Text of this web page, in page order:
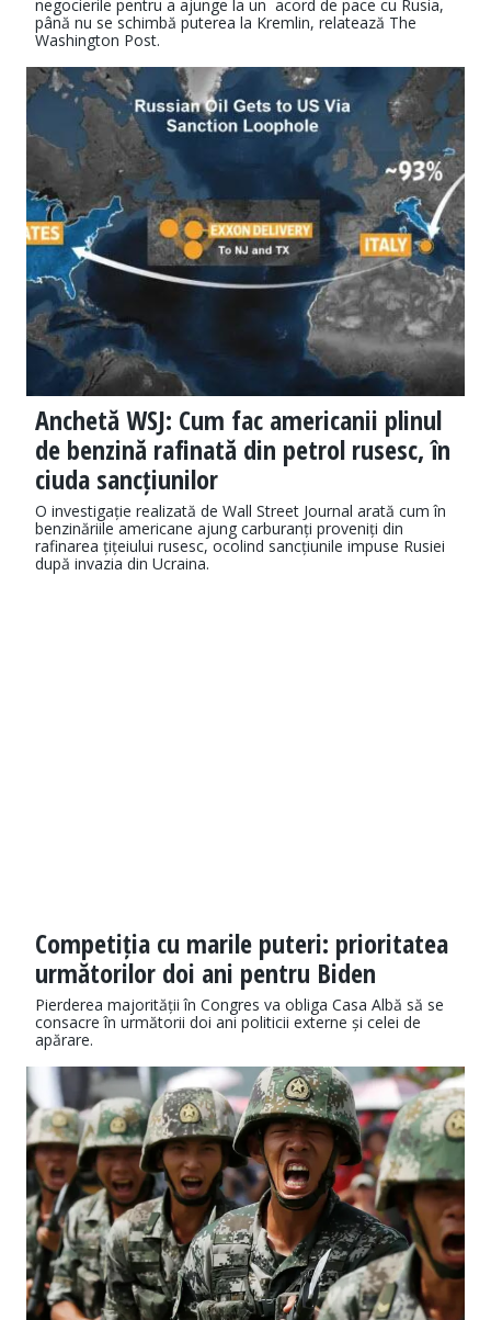
negocierile pentru a ajunge la un acord de pace cu Rusia,
până nu se schimbă puterea la Kremlin, relatează The
Washington Post.
Anchetă WSJ: Cum fac americanii plinul
de benzină rafinată din petrol rusesc, în
ciuda sancțiunilor
O investigație realizată de Wall Street Journal arată cum în
benzinăriile americane ajung carburanți proveniți din
rafinarea țițeiului rusesc, ocolind sancțiunile impuse Rusiei
după invazia din Ucraina.
Competiția cu marile puteri: prioritatea
următorilor doi ani pentru Biden
Pierderea majorității în Congres va obliga Casa Albă să se
consacre în următorii doi ani politicii externe și celei de
apărare.